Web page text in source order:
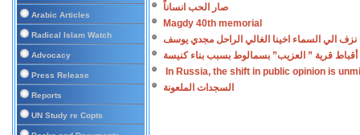
Arabic Articles
Radical Islam Watch
Advocacy
Press Release
Reports
UN Study re Copts
صار الحب انساناً
Magdy 40th memorial
نزف الي السماء اخينا الغالي الراحل مجدي يوسف
أقباط قرية ” العزيب” بسمالوط بسبب بناء كنيسة
In Russia, the shift in public opinion is
السجدات الملعونة